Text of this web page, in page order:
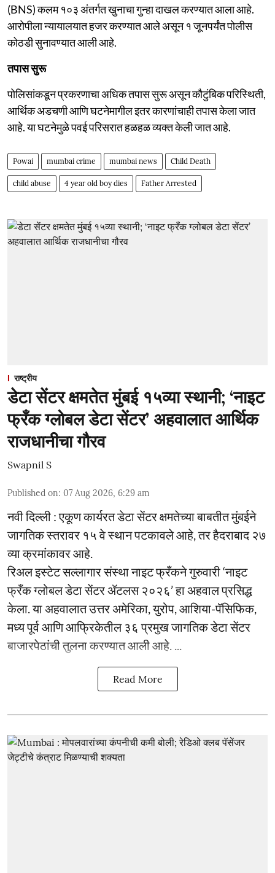
(BNS) कलम १०३ अंतर्गत खुनाचा गुन्हा दाखल करण्यात आला आहे.
आरोपीला न्यायालयात हजर करण्यात आले असून १ जूनपर्यंत पोलीस
कोठडी सुनावण्यात आली आहे.
तपास सुरू
पोलिसांकडून प्रकरणाचा अधिक तपास सुरू असून कौटुंबिक परिस्थिती,
आर्थिक अडचणी आणि घटनेमागील इतर कारणांचाही तपास केला जात
आहे. या घटनेमुळे पवई परिसरात हळहळ व्यक्त केली जात आहे.
Powai mumbai crime mumbai news Child Death
child abuse 4 year old boy dies Father Arrested
राष्ट्रीय
डेटा सेंटर क्षमतेत मुंबई १५व्या स्थानी; ‘नाइट
फ्रँक ग्लोबल डेटा सेंटर’ अहवालात आर्थिक
राजधानीचा गौरव
Swapnil S
Published on: 07 Aug 2026, 6:29 am
नवी दिल्ली : एकूण कार्यरत डेटा सेंटर क्षमतेच्या बाबतीत मुंबईने
जागतिक स्तरावर १५ वे स्थान पटकावले आहे, तर हैदराबाद २७
व्या क्रमांकावर आहे.
रिअल इस्टेट सल्लागार संस्था नाइट फ्रँकने गुरुवारी ‘नाइट
फ्रँक ग्लोबल डेटा सेंटर ॲटलस २०२६’ हा अहवाल प्रसिद्ध
केला. या अहवालात उत्तर अमेरिका, युरोप, आशिया-पॅसिफिक,
मध्य पूर्व आणि आफ्रिकेतील ३६ प्रमुख जागतिक डेटा सेंटर
बाजारपेठांची तुलना करण्यात आली आहे. ...
Read More